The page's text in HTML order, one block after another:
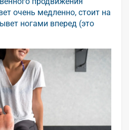
очень медленно, стоит на
ногами вперед (это